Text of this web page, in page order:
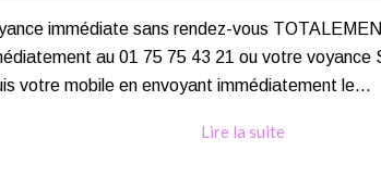
immédiate sans rendez-vous
au 01 75 75 43 21 ou votre voyance
votre mobile en envoyant immédiatement le...
Lire la suite